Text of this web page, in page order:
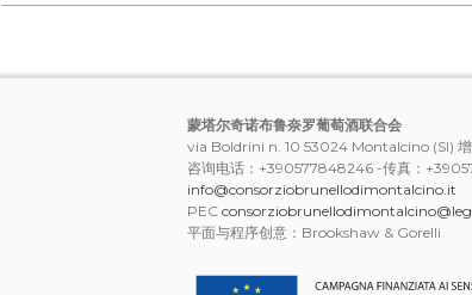
蒙塔尔奇诺布鲁奈罗葡萄酒联合会
via Boldrini n. 10 53024 Montalcino (SI)
咨询电话：+390577848246 -传真：
info@consorziobrunellodimontalcino.it
PEC
平面与程序创意：Brookshaw & Gorelli